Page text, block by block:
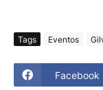
Tags Eventos
Facebook